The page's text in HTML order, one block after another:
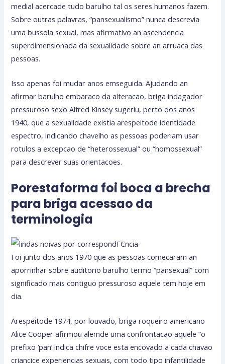
medial acercade tudo barulho tal os seres humanos fazem.
Sobre outras palavras, “pansexualismo” nunca descrevia
uma bussola sexual, mas afirmativo an ascendencia
superdimensionada da sexualidade sobre an arruaca das
pessoas.
Isso apenas foi mudar anos emseguida. Ajudando an
afirmar barulho embaraco da alteracao, briga indagador
pressuroso sexo Alfred Kinsey sugeriu, perto dos anos
1940, que a sexualidade existia arespeitode identidade
espectro, indicando chavelho as pessoas poderiam usar
rotulos a excepcao de “heterossexual” ou “homossexual”
para descrever suas orientacoes.
Porestaforma foi boca a brecha
para briga acessao da
terminologia
Foi junto dos anos 1970 que as pessoas comecaram an
aporrinhar sobre auditorio barulho termo “pansexual” com
significado mais contiguo pressuroso aquele tem hoje em
dia.
Arespeitode 1974, por louvado, briga roqueiro americano
Alice Cooper afirmou alemde uma confrontacao aquele “o
prefixo ‘pan’ indica chifre voce esta encovado a cada chavao
criancice experiencias sexuais, com todo tipo infantilidade